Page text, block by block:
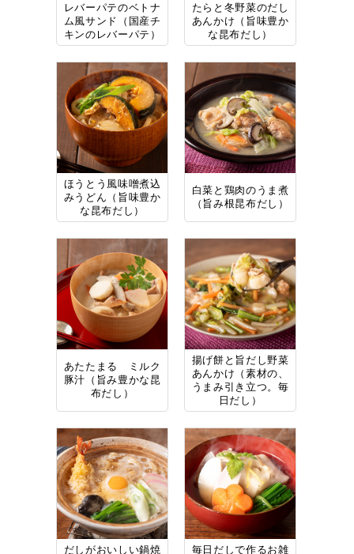
レバーパテのベトナ
ム風サンド（国産チ
キンのレバーパテ）
たらと冬野菜のだし
あんかけ（旨味豊か
な昆布だし）
ほうとう風味噌煮込
みうどん（旨味豊か
な昆布だし）
白菜と鶏肉のうま煮
（旨み根昆布だし）
あたたまる ミルク
豚汁（旨み豊かな昆
布だし）
揚げ餅と旨だし野菜
あんかけ（素材の、
うまみ引き立つ。毎
日だし）
だしがおいしい鍋焼 毎日だしで作るお雑